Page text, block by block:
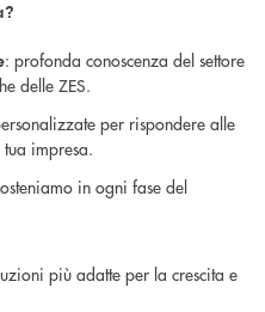
: profonda conoscenza del settore
delle ZES.
per rispondere alle
impresa.
in ogni fase del
più adatte per la crescita e